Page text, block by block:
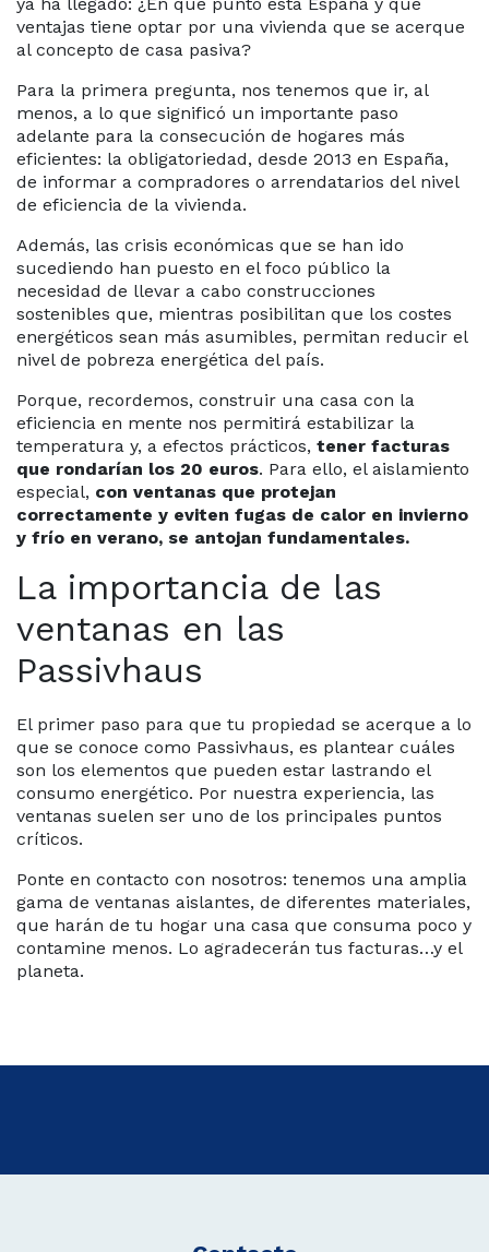
ventajas tiene optar por una vivienda que se acerque
al concepto de casa pasiva?
Para la primera pregunta, nos tenemos que ir, al
menos, a lo que significó un importante paso
adelante para la consecución de hogares más
eficientes: la obligatoriedad, desde 2013 en España,
de informar a compradores o arrendatarios del nivel
de eficiencia de la vivienda.
Además, las crisis económicas que se han ido
sucediendo han puesto en el foco público la
necesidad de llevar a cabo construcciones
sostenibles que, mientras posibilitan que los costes
energéticos sean más asumibles, permitan reducir el
nivel de pobreza energética del país.
Porque, recordemos, construir una casa con la
eficiencia en mente nos permitirá estabilizar la
temperatura y, a efectos prácticos, tener facturas
que rondarían los 20 euros. Para ello, el aislamiento
especial, con ventanas que protejan
correctamente y eviten fugas de calor en invierno
y frío en verano, se antojan fundamentales.
La importancia de las
ventanas en las
Passivhaus
El primer paso para que tu propiedad se acerque a lo
que se conoce como Passivhaus, es plantear cuáles
son los elementos que pueden estar lastrando el
consumo energético. Por nuestra experiencia, las
ventanas suelen ser uno de los principales puntos
críticos.
Ponte en contacto con nosotros: tenemos una amplia
gama de ventanas aislantes, de diferentes materiales,
que harán de tu hogar una casa que consuma poco y
contamine menos. Lo agradecerán tus facturas…y el
planeta.